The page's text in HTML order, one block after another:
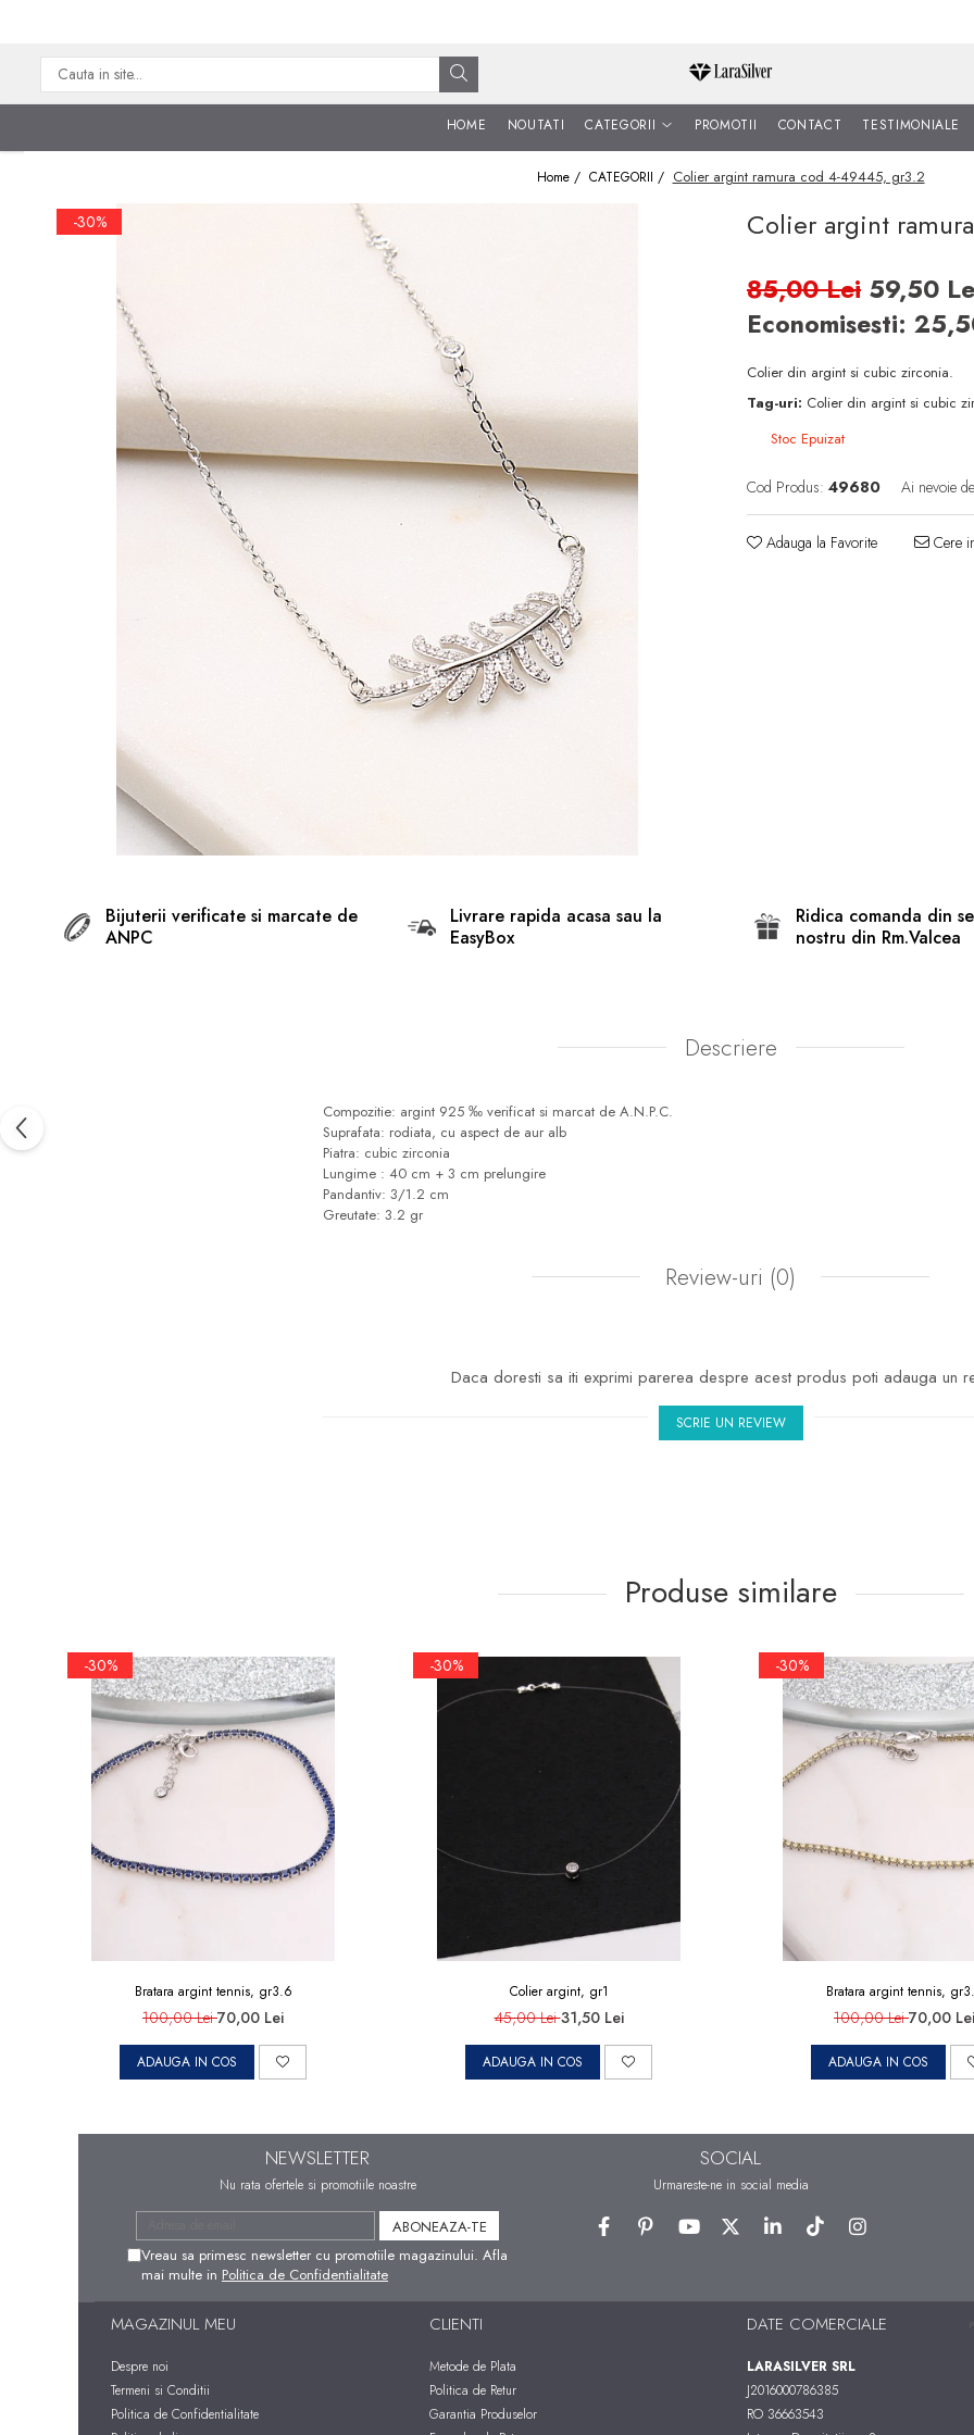
CATEGORII
BRATARI ARGINT
LANTISOARE ARGINT
PANDANTIVE ARGINT
BROSE ARGINT
VERIGHETE ARGINT
BIJUTERII ARGINT PENTRU
BIJUTERII ARGINT PENTRU
marimea 50
marimea 52
marimea 55
marimea 56
marimea 62
marimea 56
marimea 57
marimea 58
marimea 59
marimea 60
marimea 62
HOME NOUTATI CATEGORII PROMOTII CONTACT TESTIMONIALE
Home / CATEGORII / Colier argint ramura cod 4-49445, gr3.2
Colier argint
-30%
85,00 Lei 59,50
Economisesti:
Colier din argint si cubic zirconia.
Tag-uri: Colier din argint si cubic
Stoc Epuizat
Cod Produs: 49680 Ai nevoie
Adauga la Favorite Cere
Bijuterii verificate si marcate de
ANPC
Livrare rapida acasa sau la
EasyBox
Ridica comanda din
nostru din Rm.Valcea
Descriere
Compozitie: argint 925 ‰ verificat si marcat de A.N.P.C.
Suprafata: rodiata, cu aspect de aur alb
Piatra: cubic zirconia
Lungime : 40 cm + 3 cm prelungire
Pandantiv: 3/1.2 cm
Greutate: 3.2 gr
Review-uri (0)
Daca doresti sa iti exprimi parerea despre acest produs poti adauga un
SCRIE UN REVIEW
Produse similare
-30%
Bratara argint tennis, gr3.6
100,00 Lei70,00 Lei
ADAUGA IN COS
-30%
Colier argint, gr1
45,00 Lei31,50 Lei
ADAUGA IN COS
-30%
Bratara argint tennis,
100,00 Lei70,00 Lei
ADAUGA IN COS
NEWSLETTER
Nu rata ofertele si promotiile noastre
Vreau sa primesc newsletter cu promotiile magazinului. Afla
mai multe in Politica de Confidentialitate
SOCIAL
Urmareste-ne in social media
MAGAZINUL MEU
Despre noi
Termeni si Conditii
Politica de Confidentialitate
CLIENTI
Metode de Plata
Politica de Retur
Garantia Produselor
DATE COMERCIALE
LARASILVER SRL
J2016000786385
RO 36663543